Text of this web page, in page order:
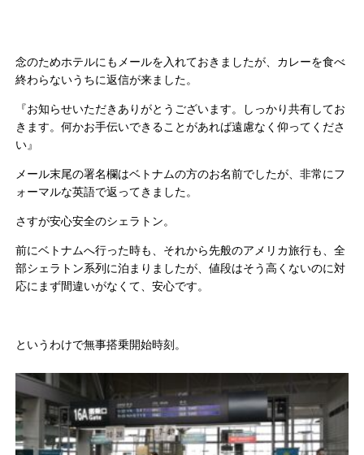
念のためホテルにもメールを入れておきましたが、カレーを食べ
終わらないうちに返信が来ました。
『お知らせいただきありがとうございます。しっかり共有してお
きます。何かお手伝いできることがあれば遠慮なく仰ってくださ
い』
メール末尾の署名欄はベトナムの方のお名前でしたが、非常にフ
ォーマルな英語で返ってきました。
さすが安心安全のシェラトン。
前にベトナムへ行った時も、それから先般のアメリカ旅行も、全
部シェラトン系列に泊まりましたが、値段はそう高くないのに対
応にまず間違いがなくて、安心です。
というわけで無事搭乗開始時刻。